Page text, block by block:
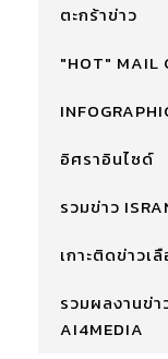
ตะกร้าข่าว
"HOT" MAIL
อิศราอินไซด์
รวมข่าว
เกาะติดข่าวเ
รวมผลงานข่
AI4MEDIA